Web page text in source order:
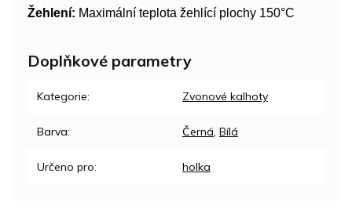
Žehlení: Maximální teplota žehlící plochy 150°C
Doplňkové parametry
Kategorie: Zvonové kalhoty
Barva: Černá, Bílá
Určeno pro: holka